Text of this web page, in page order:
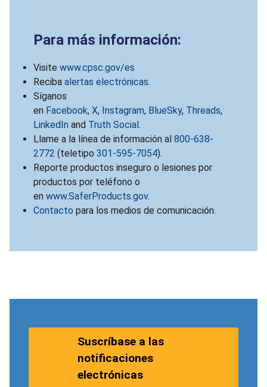
Para más información:
Visite www.cpsc.gov/es
Reciba alertas electrónicas.
Síganos
en Facebook, X, Instagram, BlueSky, Threads,
LinkedIn and Truth Social.
Llame a la línea de información al 800-638-
2772 (teletipo 301-595-7054).
Reporte productos inseguro o lesiones por
productos por teléfono o
en www.SaferProducts.gov.
Contacto para los medios de comunicación.
Suscríbase a las
notificaciones
electrónicas